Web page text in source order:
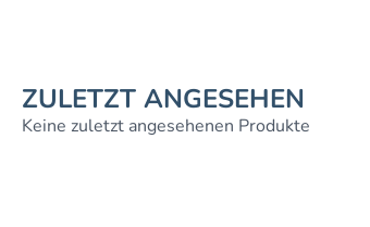
ZULETZT ANGESEHEN
Keine zuletzt angesehenen Produkte